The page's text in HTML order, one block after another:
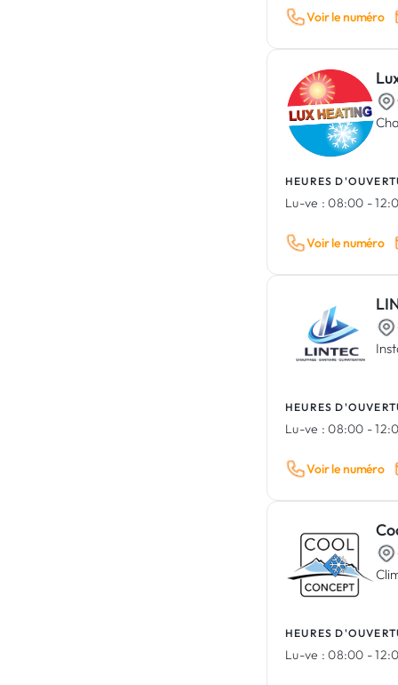
Voir le numéro
HEURES
Lu-ve : 08:00 -
Voir le numéro
HEURES
Lu-ve : 08:00 -
Voir le numéro
HEURES
Lu-ve : 08:00 -